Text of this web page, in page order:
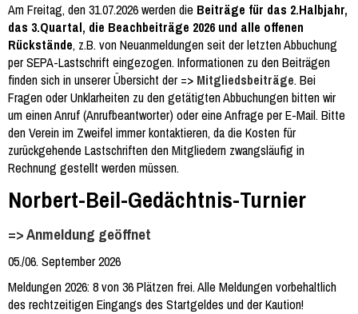
Am Freitag, den 31.07.2026 werden die Beiträge für das 2.Halbjahr,
das 3.Quartal, die Beachbeiträge 2026 und alle offenen
Rückstände, z.B. von Neuanmeldungen seit der letzten Abbuchung
per SEPA-Lastschrift eingezogen. Informationen zu den Beiträgen
finden sich in unserer Übersicht der => Mitgliedsbeiträge. Bei
Fragen oder Unklarheiten zu den getätigten Abbuchungen bitten wir
um einen Anruf (Anrufbeantworter) oder eine Anfrage per E-Mail. Bitte
den Verein im Zweifel immer kontaktieren, da die Kosten für
zurückgehende Lastschriften den Mitgliedern zwangsläufig in
Rechnung gestellt werden müssen.
Norbert-Beil-Gedächtnis-Turnier
=> Anmeldung geöffnet
05./06. September 2026
Meldungen 2026: 8 von 36 Plätzen frei. Alle Meldungen vorbehaltlich
des rechtzeitigen Eingangs des Startgeldes und der Kaution!